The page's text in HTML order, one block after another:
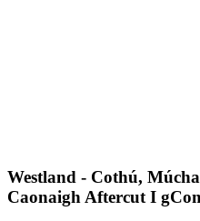
Westland - Cothú,
Caonaigh Aftercut I